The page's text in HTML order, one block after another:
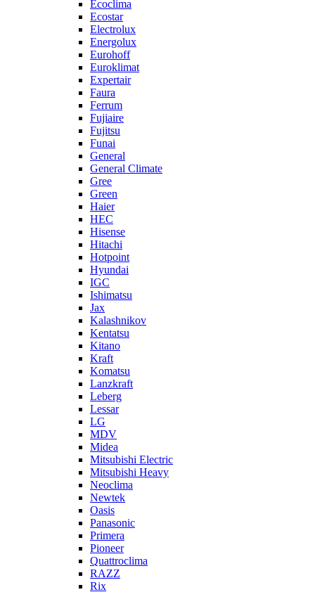
Ecoclima
Ecostar
Electrolux
Energolux
Eurohoff
Euroklimat
Expertair
Faura
Ferrum
Fujiaire
Fujitsu
Funai
General
General Climate
Gree
Green
Haier
HEC
Hisense
Hitachi
Hotpoint
Hyundai
IGC
Ishimatsu
Jax
Kalashnikov
Kentatsu
Kitano
Kraft
Komatsu
Lanzkraft
Leberg
Lessar
LG
MDV
Midea
Mitsubishi Electric
Mitsubishi Heavy
Neoclima
Newtek
Oasis
Panasonic
Primera
Pioneer
Quattroclima
RAZZ
Rix